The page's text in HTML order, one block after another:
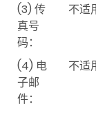
(3) 传
真号
码：
不适
(4) 电
子邮
件：
不适